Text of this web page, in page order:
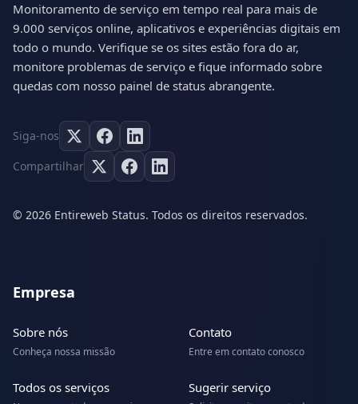
Monitoramento de serviço em tempo real para mais de
9.000 serviços online, aplicativos e experiências digitais em
todo o mundo. Verifique se os sites estão fora do ar,
monitore problemas de serviço e fique informado sobre
quedas com nosso painel de status abrangente.
Siga-nos
Compartilhar
© 2026 Entireweb Status. Todos os direitos reservados.
Empresa
Sobre nós
Conheça nossa missão
Contato
Entre em contato conosco
Todos os serviços Sugerir serviço